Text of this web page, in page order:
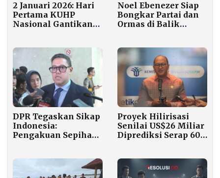
2 Januari 2026: Hari
Pertama KUHP
Nasional Gantikan
Noel Ebenezer Siap
Bongkar Partai dan
Ormas di Balik
DPR Tegaskan Sikap
Indonesia:
Pengakuan Sepihak
Hukum
Internasional
Proyek Hilirisasi
Senilai US$26 Miliar
Diprediksi Serap 600